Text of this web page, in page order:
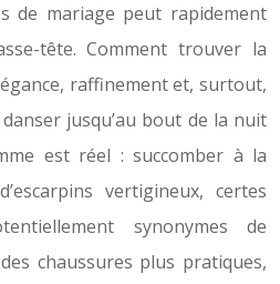
de mariage peut rapidement
tête. Comment trouver la
raffinement et, surtout,
jusqu’au bout de la nuit
est réel : succomber à la
vertigineux, certes
synonymes de
chaussures plus pratiques,